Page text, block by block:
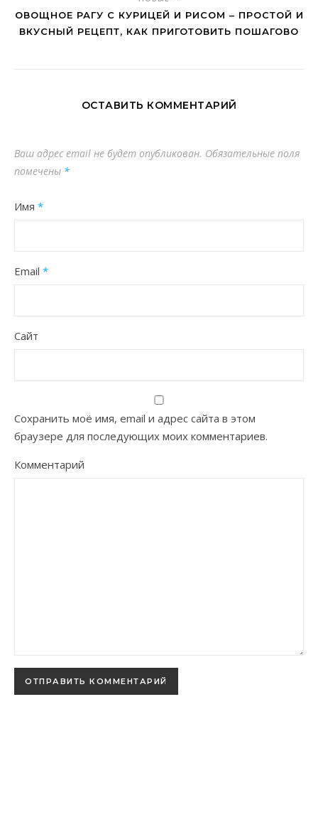
ОВОЩНОЕ РАГУ С КУРИЦЕЙ И РИСОМ – ПРОСТОЙ И
ВКУСНЫЙ РЕЦЕПТ, КАК ПРИГОТОВИТЬ ПОШАГОВО
ОСТАВИТЬ КОММЕНТАРИЙ
Ваш адрес email не будет опубликован. Обязательные поля
помечены *
Имя *
Email *
Сайт
Сохранить моё имя, email и адрес сайта в этом
браузере для последующих моих комментариев.
Комментарий